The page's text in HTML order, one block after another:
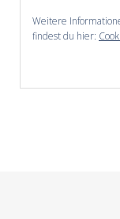
Weitere
findest du hier: